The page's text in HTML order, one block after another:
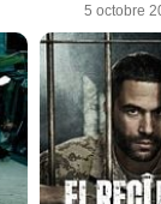
5 octobre